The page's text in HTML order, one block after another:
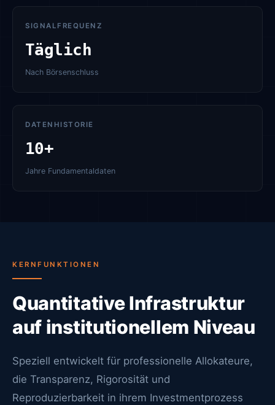
SIGNALFREQUENZ
Täglich
Nach Börsenschluss
DATENHISTORIE
10+
Jahre Fundamentaldaten
KERNFUNKTIONEN
Quantitative Infrastruktur
auf institutionellem Niveau
Speziell entwickelt für professionelle Allokateure,
die Transparenz, Rigorosität und
Reproduzierbarkeit in ihrem Investmentprozess